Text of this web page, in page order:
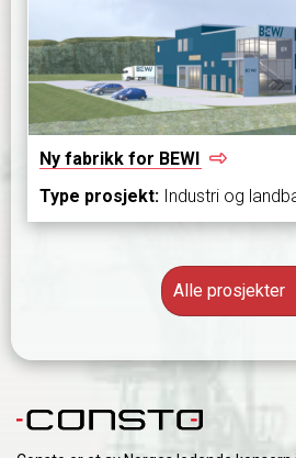
Ny fabrikk for BEWI
Type prosjekt: Industri og
Alle prosjekter